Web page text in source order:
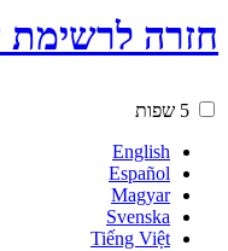
חזרה לרשימת
5 שפות
English
Español
Magyar
Svenska
Tiếng Việt